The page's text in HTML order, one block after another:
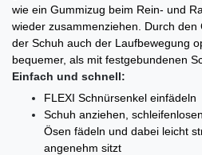
wie ein Gummizug beim Rein- und
wieder zusammenziehen. Durch den
der Schuh auch der Laufbewegung
bequemer, als mit festgebundenen
Einfach und schnell:
FLEXI Schnürsenkel einfädeln
Schuh anziehen,
Ösen fädeln und dabei leicht
angenehm sitzt